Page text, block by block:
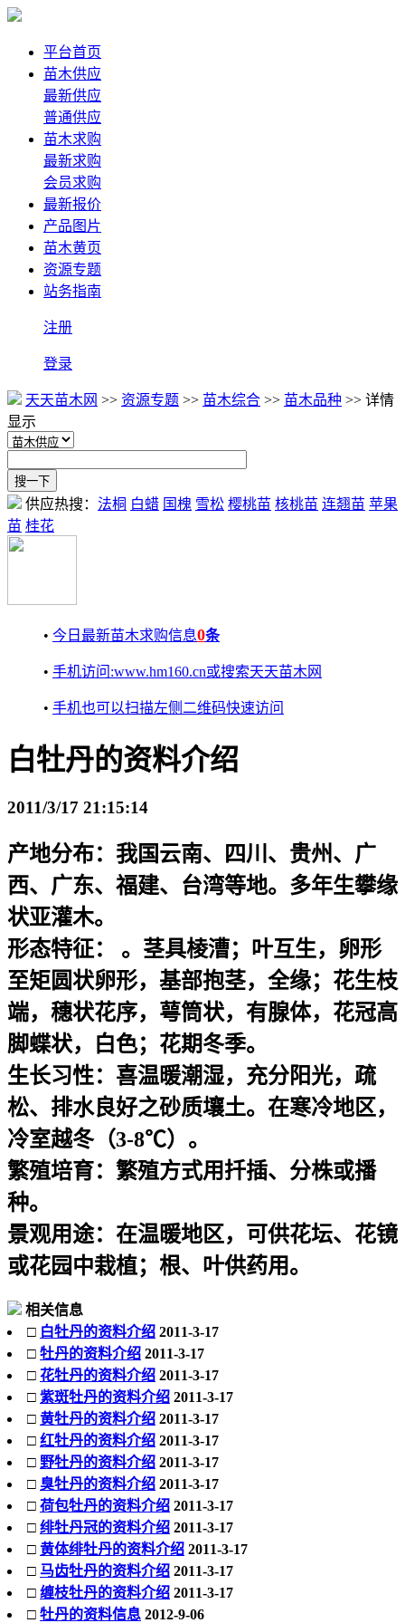
平台首页
苗木供应
最新供应
普通供应
苗木求购
最新求购
会员求购
最新报价
产品图片
苗木黄页
资源专题
站务指南
注册
登录
天天苗木网 >> 资源专题 >> 苗木综合 >> 苗木品种 >> 详情
显示
供应热搜： 法桐 白蜡 国槐 雪松 樱桃苗 核桃苗 连翘苗 苹果
苗 桂花
• 今日最新苗木求购信息0条
• 手机访问:www.hm160.cn或搜索天天苗木网
• 手机也可以扫描左侧二维码快速访问
白牡丹的资料介绍
2011/3/17 21:15:14
产地分布： 我国云南、四川、贵州、广
西、广东、福建、台湾等地。多年生攀缘
状亚灌木。
形态特征：
。茎具棱漕；叶互生，卵形
至矩圆状卵形，基部抱茎，全缘；花生枝
端，穗状花序，萼筒状，有腺体，花冠高
脚蝶状，白色；花期冬季。
生长习性： 喜温暖潮湿，充分阳光，疏
松、排水良好之砂质壤土。在寒冷地区，
冷室越冬（3-8℃）。
繁殖培育： 繁殖方式用扦插、分株或播
种。
景观用途： 在温暖地区，可供花坛、花镜
或花园中栽植；根、叶供药用。
相关信息
□ 白牡丹的资料介绍 2011-3-17
□ 牡丹的资料介绍 2011-3-17
□ 花牡丹的资料介绍 2011-3-17
□ 紫斑牡丹的资料介绍 2011-3-17
□ 黄牡丹的资料介绍 2011-3-17
□ 红牡丹的资料介绍 2011-3-17
□ 野牡丹的资料介绍 2011-3-17
□ 臭牡丹的资料介绍 2011-3-17
□ 荷包牡丹的资料介绍 2011-3-17
□ 绯牡丹冠的资料介绍 2011-3-17
□ 黄体绯牡丹的资料介绍 2011-3-17
□ 马齿牡丹的资料介绍 2011-3-17
□ 缠枝牡丹的资料介绍 2011-3-17
□ 牡丹的资料信息 2012-9-06